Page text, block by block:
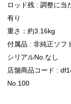
ロッド残 : 調整に当
有り
重さ：約3.16kg
付属品 : 非純正ソフ
シリアルNo.なし
店舗商品コード :
No.100